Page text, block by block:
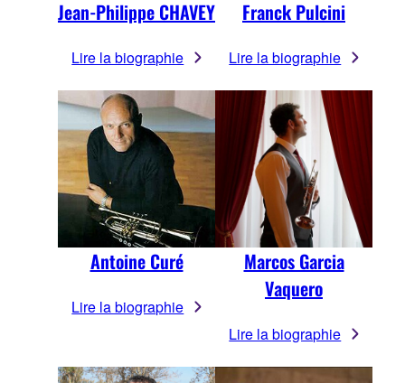
Jean-Philippe CHAVEY
Lire la biographie
Franck Pulcini
Lire la biographie
Antoine Curé
Lire la biographie
Marcos Garcia
Vaquero
Lire la biographie